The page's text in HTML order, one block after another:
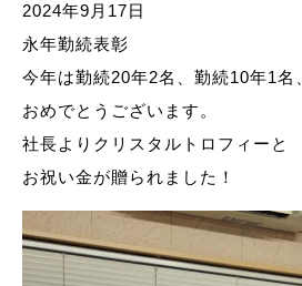
2024年9月17日
永年勤続表彰
今年は勤続20年2名、勤続10年1名
おめでとうございます。
社長よりクリスタルトロフィーと
お祝い金が贈られました！